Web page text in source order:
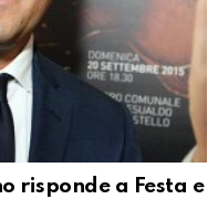
risponde a Festa e